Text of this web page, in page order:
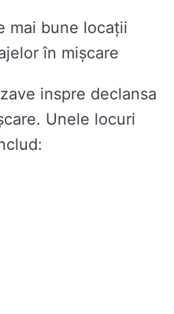
mai bune locații
în mișcare
inspre declansa
Unele locuri